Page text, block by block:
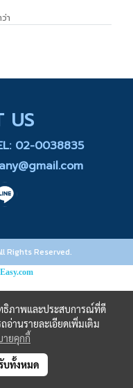
า
US
02-0038835
Rights Reserved.
ธิภาพและประสบการณ์ที่ดี
อ่านรายละเอียดเพิ่มเติม
ายคุกกี้
บทั้งหมด